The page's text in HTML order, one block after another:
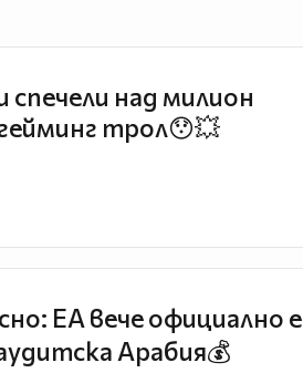
над милион
трол😯💥
EA вече официално е
Арабия💰